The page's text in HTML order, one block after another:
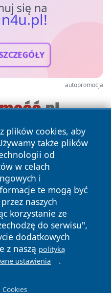
się na
autopromocja
plików cookies, aby
także plików
od
w celach
i
te mogą być
naszych
korzystanie ze
do serwisu",
dodatkowych
z naszą polityką
ustawienia .
Cookies
Wszystkie prawa zastrzeżone.
Polityka
Cookies